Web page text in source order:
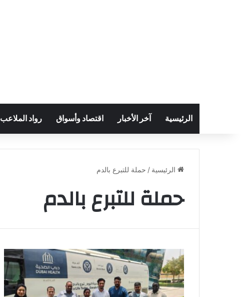
الرئيسية آخر الأخبار اقتصاد وأسواق رواد الملاعب
الرئيسية / حملة للتبرع بالدم
حملة للتبرع بالدم